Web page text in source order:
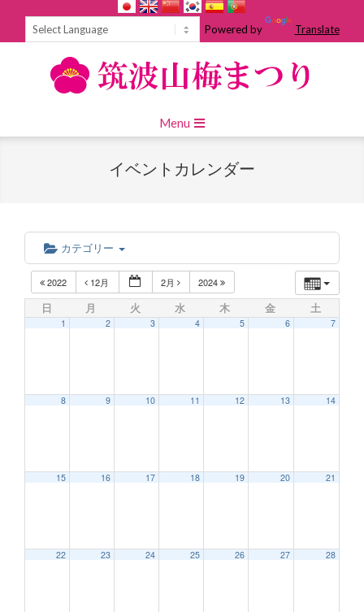
Powered by Translate
Navigation
Menu
イベントカレンダー
カテゴリー
2022 12月 2月 2024
日 月 火 水 木 金 土
1 2 3 4 5 6 7
8 9 10 11 12 13 14
15 16 17 18 19 20 21
22 23 24 25 26 27 28
2:00 AM